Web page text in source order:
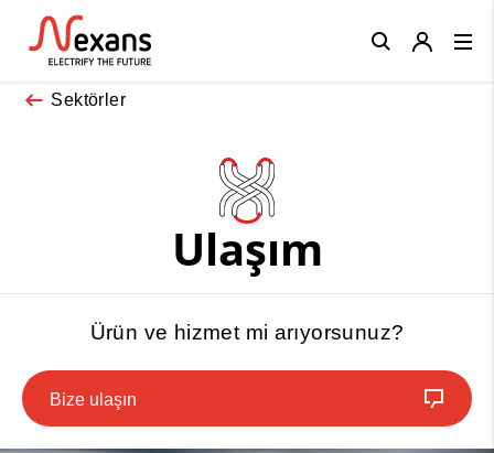
Sektörler
Ulaşım
Ürün ve hizmet mi arıyorsunuz?
Bize ulaşın
Close